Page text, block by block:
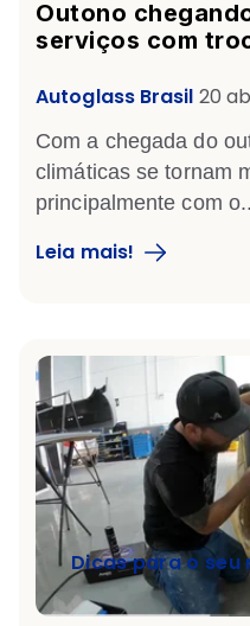
Outono
serviços com
Autoglass Brasil 20
Com a chegada do
climáticas se tornam
principalmente com
Leia mais!
Dicas para o seu